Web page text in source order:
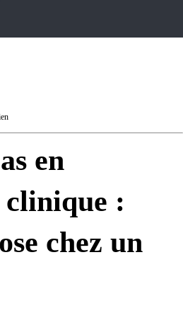
en
:
chez un